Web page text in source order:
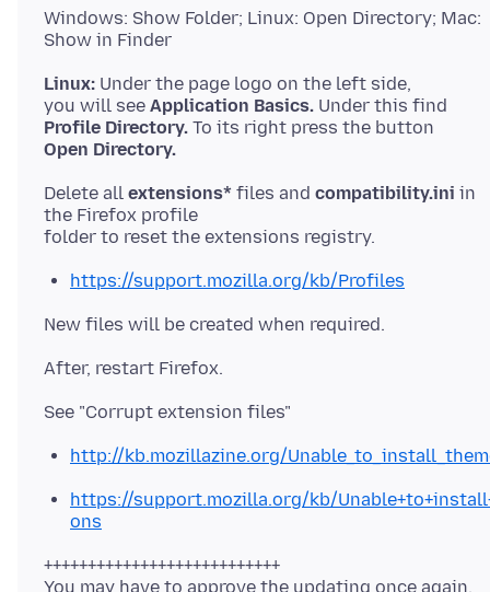
Windows: Show Folder; Linux: Open Directory; Mac:
Linux: Under the page logo on the left side,
you will see Application Basics.
Profile Directory.
Open Directory.
Delete all extensions* files and compatibility.ini in
the Firefox profile
https://support.mozilla.org/kb/Profiles
http://kb.mozillazine.org/
https://support.mozilla.org/kb/
ons
+++++++++++++++++++++++++++